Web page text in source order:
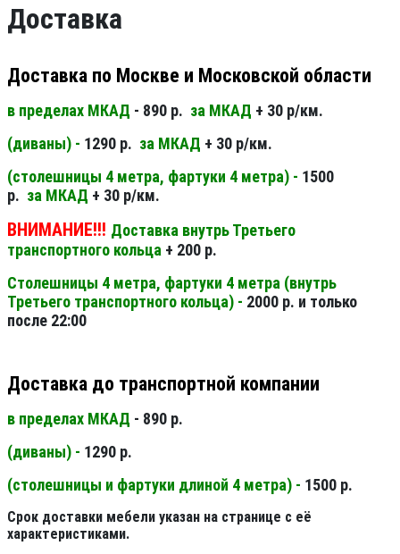
Доставка
Доставка по Москве и Московской области
в пределах МКАД - 890 р. за МКАД + 30 р/км.
(диваны) - 1290 р. за МКАД + 30 р/км.
(столешницы 4 метра, фартуки 4 метра) - 1500
р. за МКАД + 30 р/км.
ВНИМАНИЕ!!! Доставка внутрь Третьего
транспортного кольца + 200 р.
Столешницы 4 метра, фартуки 4 метра (внутрь
Третьего транспортного кольца) - 2000 р. и только
после 22:00
Доставка до транспортной компании
в пределах МКАД - 890 р.
(диваны) - 1290 р.
(столешницы и фартуки длиной 4 метра) - 1500 р.
Срок доставки мебели указан на странице с её
характеристиками.